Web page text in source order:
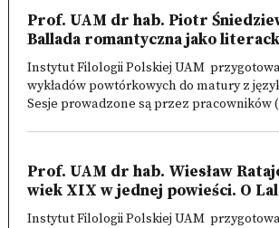
Prof. UAM dr hab. Piotr
Ballada romantyczna jako
Instytut Filologii Polskiej UAM
wykładów powtórkowych do matury z
Sesje prowadzone są przez pracowników
Prof. UAM dr hab. Wiesław
wiek XIX w jednej powieści. O
Instytut Filologii Polskiej UAM